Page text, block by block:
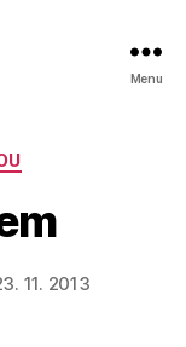
Menu
11. 2013